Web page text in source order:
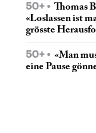
50+
Thomas
«Loslassen ist
grösste
50+
«Man
eine Pause